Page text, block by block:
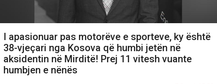
I apasionuar pas motorëve e sporteve, ky është
38-vjeçari nga Kosova që humbi jetën në
aksidentin në Mirditë! Prej 11 vitesh vuante
humbjen e nënës